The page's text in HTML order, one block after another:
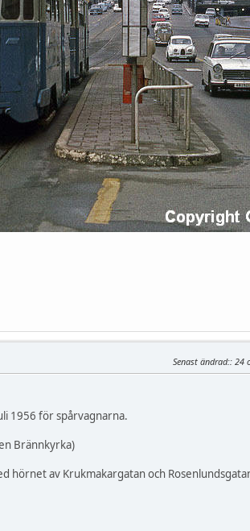
Senast ändrad:: 24
1956 för spårvagnarna.
Brännkyrka)
hörnet av Krukmakargatan och